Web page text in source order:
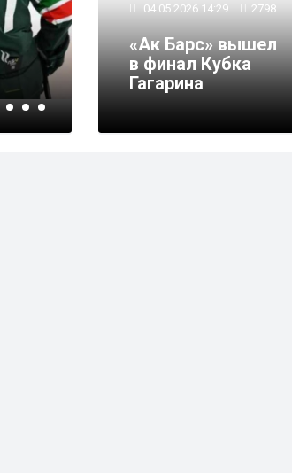
В Казани запретят
матча
04.05.2026 14:29 2798
«Ак Барс» вышел
в финал Кубка
Гагарина